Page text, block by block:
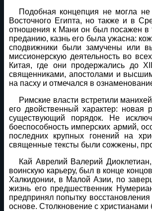
Подобная концепция не могла
Восточного Египта, но также и в
отношения к Мани он был посажен в
преданию, казнь его была ужасна:
сподвижники были замучены или
миссионерскую деятельность во
Китая, где они продержались до
священниками, апостолами и
на пасху и отмечался в
Римские власти встретили
его двойственный характер:
существующий порядок. Не
боеспособность имперских армий,
последних крупных гонений на
священные тексты были сожжены,
Кай Аврелий Валерий
воинскую карьеру, был в конце
Халкидонии, в Малой Азии, по
жизнь его предшественник
предпринял попытку
основе. Столкновение с